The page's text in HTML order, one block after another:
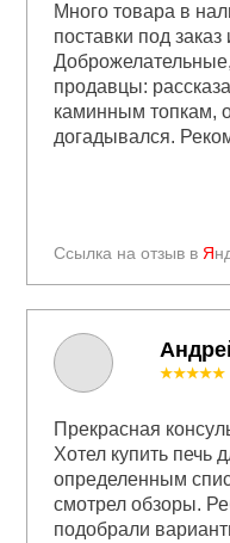
Ссылка на отзыв в Я
Много товара в
поставки под
продавцы:
каминным топкам,
догадывался.
★★★★★
Прекрасная
Хотел купить печь
определенным
смотрел обзоры.
подобрали